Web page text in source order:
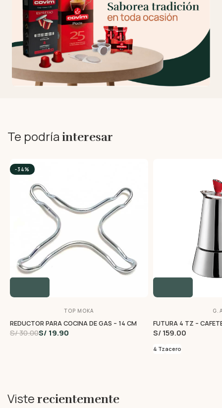
Te podría interesar
-34%
TOP MOKA
REDUCTOR PARA COCINA DE GAS – 14 CM
S/ 30.00S/ 19.90
FUTURA 4 TZ –
S/ 159.00
4 Tzacero
Viste recientemente